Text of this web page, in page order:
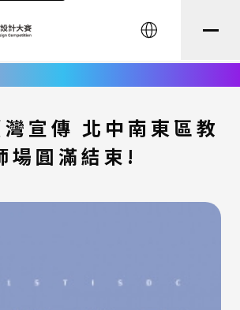
English
宣傳 北中南東區教
場圓滿結束!